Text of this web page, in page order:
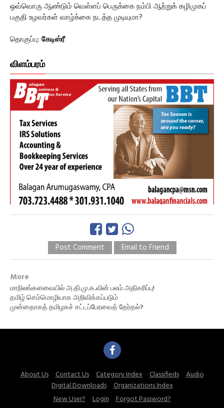
ஒவ்வொரு ஆண்டும் வெள்ளப் பெருக்கை நம்பி ஆற்றுக் கழிமுகப்
பகுதி உழவர்கள் வாழ்க்கை நடத்த முடியுமா?
தொகுப்பு: கேடிஸ்ரீ
விளம்பரம்
Post Comment Email to Friend
More
மாநிலங்களவையில் அ.தி.மு.க.வின் பலம் அதிகரிப்பு!
தமிழ் செம்மொழியாக அறிவிக்கப்படும்
முன்னதாகத் தமிழகச் சட்டப்பேரவைத் தேர்தல்?
About Us Contact Us Category Index Classifieds
Audio
Digital Downloads
Organizations Index
New User?
Login Forgot Password?